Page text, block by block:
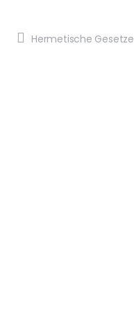
Hermetische Gesetze